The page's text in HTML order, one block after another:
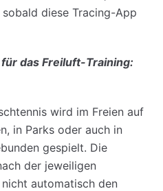
diese Tracing-App
das Freiluft-Training:
wird im Freien auf
in Parks oder auch in
gespielt. Die
der jeweiligen
automatisch den